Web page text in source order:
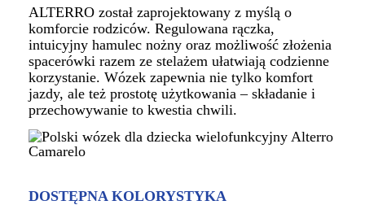
ALTERRO został zaprojektowany z myślą o
komforcie rodziców. Regulowana rączka,
intuicyjny hamulec nożny oraz możliwość złożenia
spacerówki razem ze stelażem ułatwiają codzienne
korzystanie. Wózek zapewnia nie tylko komfort
jazdy, ale też prostotę użytkowania – składanie i
przechowywanie to kwestia chwili.
DOSTĘPNA KOLORYSTYKA